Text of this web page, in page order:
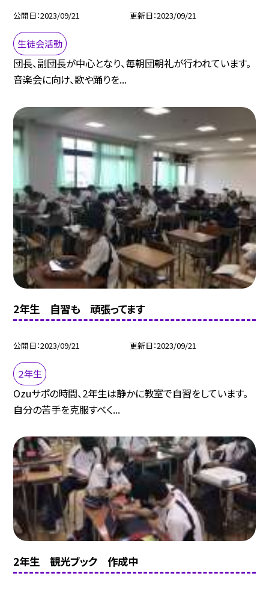
公開日 2023/09/21 更新日 2023/09/21
生徒会活動
団長、副団長が中心となり、毎朝団朝礼が行われています。
音楽会に向け、歌や踊りを...
2年生 自習も 頑張ってます
公開日 2023/09/21 更新日 2023/09/21
２年生
Ozuサポの時間、2年生は静かに教室で自習をしています。
自分の苦手を克服すべく...
2年生 観光ブック 作成中